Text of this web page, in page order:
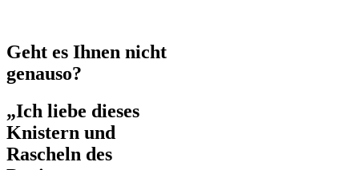
Geht es Ihnen nicht
genauso?
„Ich liebe dieses
Knistern und
Rascheln des